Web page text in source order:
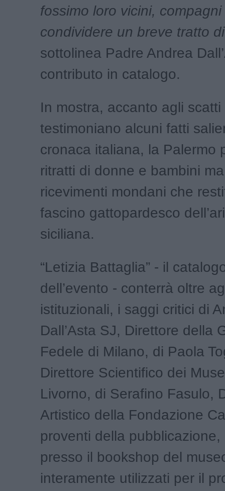
fossimo loro vicini,
condividere un breve tratto
sottolinea Padre Andrea
contributo in catalogo.
In mostra, accanto agli scatti
testimoniano alcuni fatti
cronaca italiana, la Palermo
ritratti di donne e bambini
ricevimenti mondani che
fascino gattopardesco
siciliana.
“Letizia Battaglia” - il
dell’evento - conterrà oltre
istituzionali, i saggi critici di
Dall’Asta SJ, Direttore della
Fedele di Milano, di Paola
Direttore Scientifico dei
Livorno, di Serafino Fasulo,
Artistico della Fondazione
proventi della
presso il bookshop del
interamente utilizzati per il